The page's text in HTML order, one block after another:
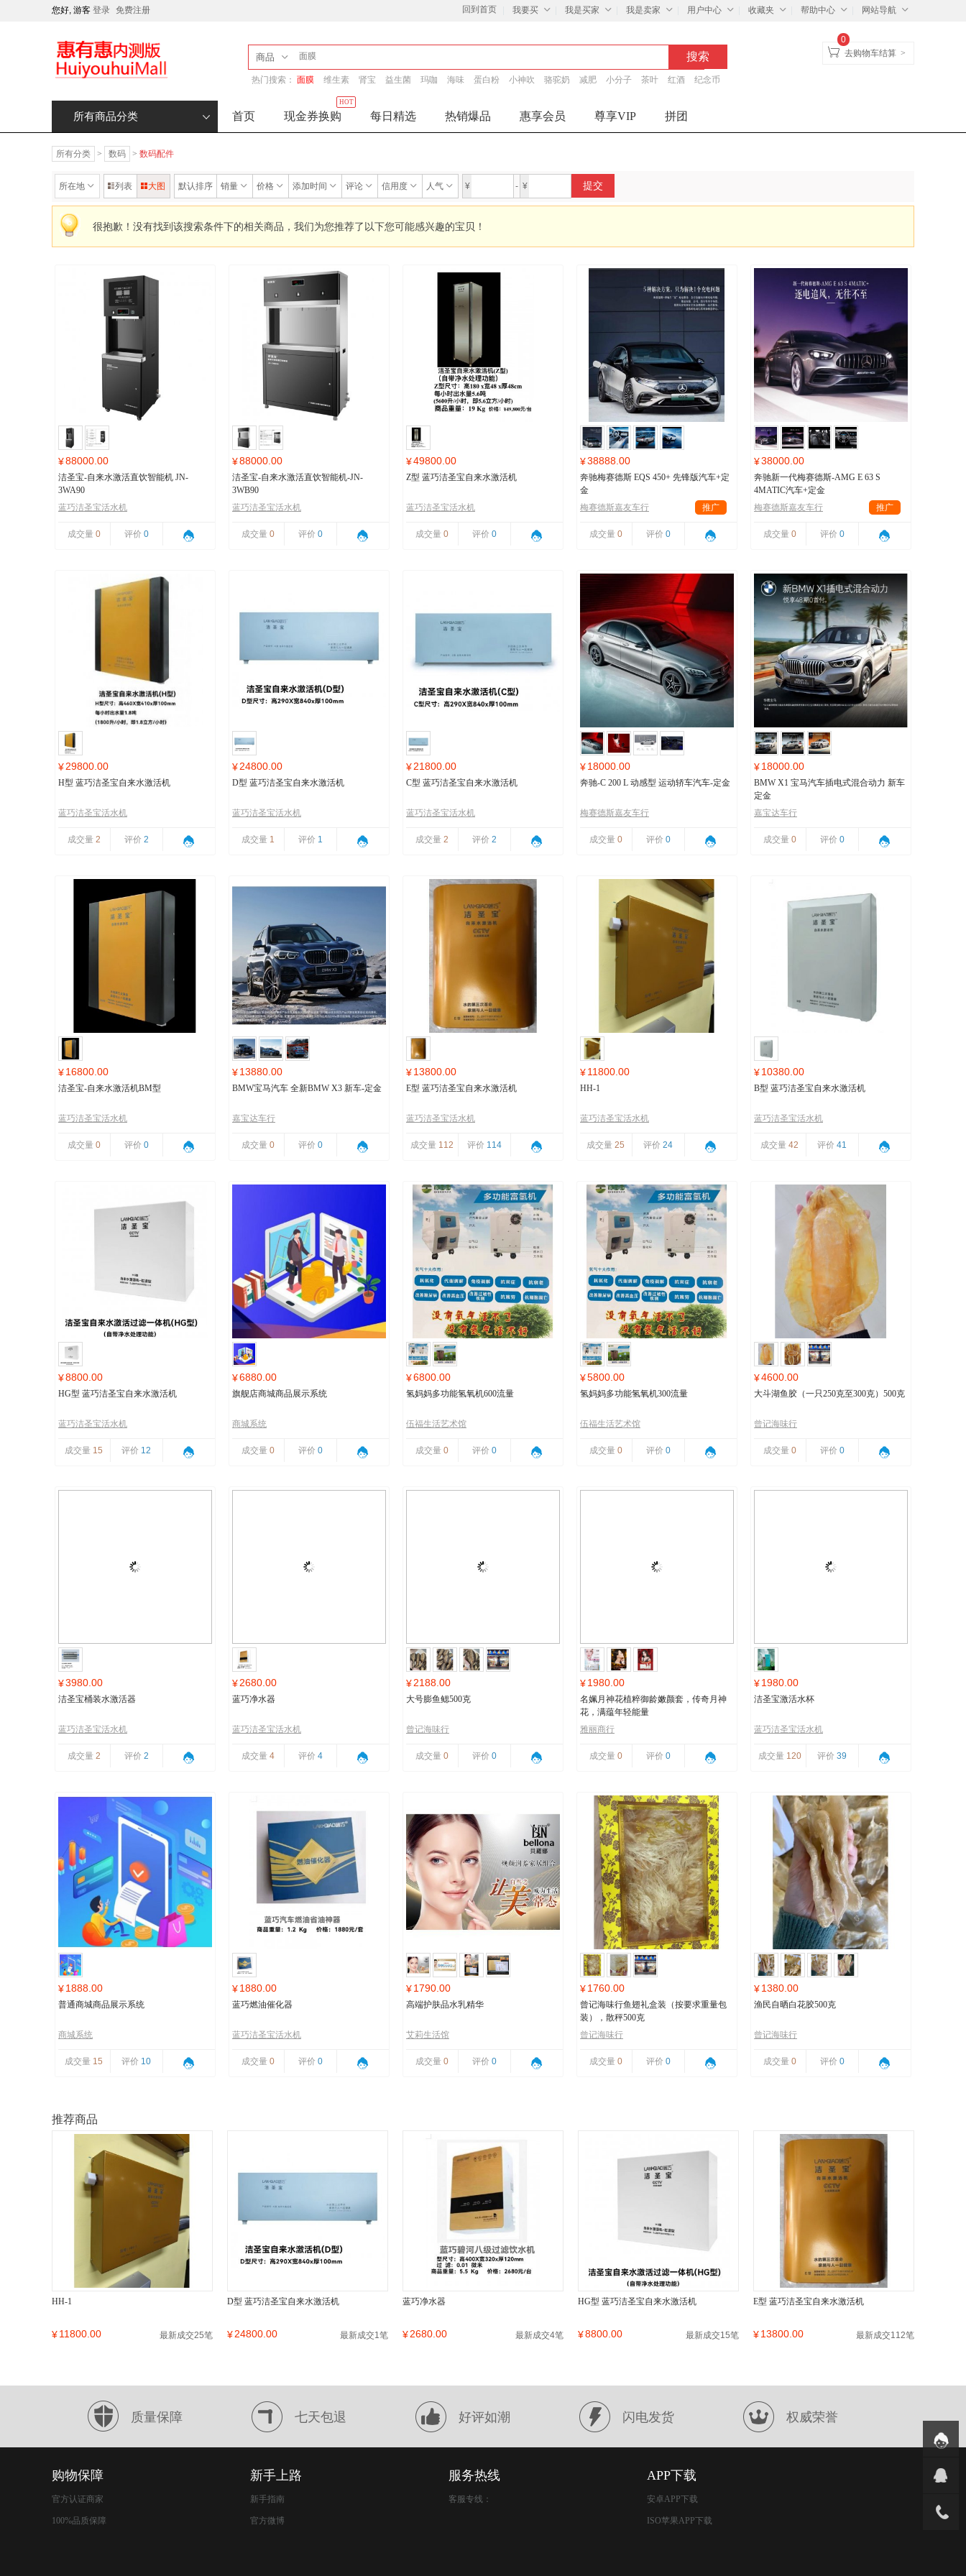
您好, 游客 登录 免费注册 回到首页 我要买 我是买家 我是卖家 用户中心 收藏夹 帮助中心 网站导航
商品
热门搜索： 面膜 维生素 肾宝 益生菌 玛咖 海味 蛋白粉 小神吹 骆驼奶 减肥 小分子 茶叶 红酒 纪念币
去购物车结算 >
0
所有商品分类 首页 现金券换购
HOT
每日精选 热销爆品 惠享会员 尊享VIP 拼团
所有分类 > 数码 > 数码配件
所在地 列表 大图 默认排序 销量 价格 添加时间 评论 信用度 人气 ¥ - ¥ 提交
很抱歉！没有找到该搜索条件下的相关商品，我们为您推荐了以下您可能感兴趣的宝贝！
¥88000.00
洁圣宝-自来水激活直饮智能机 JN-
3WA90
蓝巧洁圣宝活水机
成交量 0 评价 0
¥88000.00
洁圣宝-自来水激活直饮智能机-JN-
3WB90
蓝巧洁圣宝活水机
成交量 0 评价 0
¥49800.00
Z型 蓝巧洁圣宝自来水激活机
蓝巧洁圣宝活水机
成交量 0 评价 0
¥38888.00
奔驰梅赛德斯 EQS 450+ 先锋版汽车+定
金
梅赛德斯嘉友车行
推广
成交量 0 评价 0
¥38000.00
奔驰新一代梅赛德斯-AMG E 63 S
4MATIC汽车+定金
梅赛德斯嘉友车行
推广
成交量 0 评价 0
¥29800.00
H型 蓝巧洁圣宝自来水激活机
蓝巧洁圣宝活水机
成交量 2 评价 2
¥24800.00
D型 蓝巧洁圣宝自来水激活机
蓝巧洁圣宝活水机
成交量 1 评价 1
¥21800.00
C型 蓝巧洁圣宝自来水激活机
蓝巧洁圣宝活水机
成交量 2 评价 2
¥18000.00
奔驰-C 200 L 动感型 运动轿车汽车-定金
梅赛德斯嘉友车行
成交量 0 评价 0
¥18000.00
BMW X1 宝马汽车插电式混合动力 新车
定金
嘉宝达车行
成交量 0 评价 0
¥16800.00
洁圣宝-自来水激活机BM型
蓝巧洁圣宝活水机
成交量 0 评价 0
¥13880.00
BMW宝马汽车 全新BMW X3 新车-定金
嘉宝达车行
成交量 0 评价 0
¥13800.00
E型 蓝巧洁圣宝自来水激活机
蓝巧洁圣宝活水机
成交量 112 评价 114
¥11800.00
HH-1
蓝巧洁圣宝活水机
成交量25 评价24
¥10380.00
B型 蓝巧洁圣宝自来水激活机
蓝巧洁圣宝活水机
成交量42 评价41
¥8800.00
HG型 蓝巧洁圣宝自来水激活机
蓝巧洁圣宝活水机
成交量 15 评价 12
¥6880.00
旗舰店商城商品展示系统
商城系统
成交量 0 评价 0
¥6800.00
氢妈妈多功能氢氧机600流量
伍福生活艺术馆
成交量 0 评价 0
¥5800.00
氢妈妈多功能氢氧机300流量
伍福生活艺术馆
成交量 0 评价 0
¥4600.00
大斗湖鱼胶（一只250克至300克）500克
曾记海味行
成交量 0 评价 0
¥3980.00
洁圣宝桶装水激活器
蓝巧洁圣宝活水机
成交量 2 评价 2
¥2680.00
蓝巧净水器
蓝巧洁圣宝活水机
成交量 4 评价 4
¥2188.00
大号膨鱼鳃500克
曾记海味行
成交量 0 评价 0
¥1980.00
名姵月神花植粹御龄嫩颜套，传奇月神
花，满蕴年轻能量
雅丽商行
成交量 0 评价 0
¥1980.00
洁圣宝激活水杯
蓝巧洁圣宝活水机
成交量 120 评价39
¥1888.00
普通商城商品展示系统
商城系统
成交量 15 评价 10
¥1880.00
蓝巧燃油催化器
蓝巧洁圣宝活水机
成交量 0 评价 0
¥1790.00
高端护肤品水乳精华
艾莉生活馆
成交量 0 评价 0
¥1760.00
曾记海味行鱼翅礼盒装（按要求重量包
装），散秤500克
曾记海味行
成交量 0 评价 0
¥1380.00
渔民自晒白花胶500克
曾记海味行
成交量 0 评价 0
推荐商品
HH-1
¥11800.00 最新成交25笔
D型 蓝巧洁圣宝自来水激活机
¥24800.00 最新成交1笔
蓝巧净水器
¥2680.00 最新成交4笔
HG型 蓝巧洁圣宝自来水激活机
¥8800.00 最新成交15笔
E型 蓝巧洁圣宝自来水激活机
¥13800.00 最新成交112笔
质量保障 七天包退 好评如潮 闪电发货 权威荣誉
购物保障
官方认证商家
100%品质保障
新手上路
新手指南
官方微博
服务热线
客服专线：
APP下载
安卓APP下载
ISO苹果APP下载